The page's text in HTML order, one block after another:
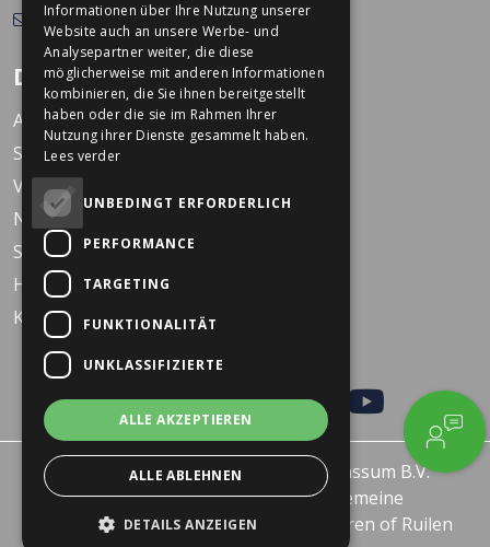
info@dekkerstweewielers.nl
Dekkers Zweiräder
Arbeiten bei Dekkers
Standorte
Veranstaltungen
Nachrichten
Service
Häufig gestellte Fragen
KARO Schulfahrrad
© 2026 - Dekkers Tweewielers Wanssum B.V.
Datenschutzerklärung
Allgemeine
Geschäftsbedingungen
Retourneren of Ruilen
Informationen über Ihre Nutzung unserer
Website auch an unsere Werbe- und
Analysepartner weiter, die diese
möglicherweise mit anderen Informationen
kombinieren, die Sie ihnen bereitgestellt
haben oder die sie im Rahmen Ihrer
Nutzung ihrer Dienste gesammelt haben.
Lees verder
UNBEDINGT ERFORDERLICH
PERFORMANCE
TARGETING
FUNKTIONALITÄT
UNKLASSIFIZIERTE
ALLE AKZEPTIEREN
ALLE ABLEHNEN
DETAILS ANZEIGEN